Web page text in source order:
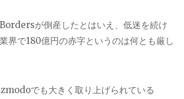
が倒産したとはいえ、低迷を続け
界で180億円の赤字というのは何とも厳し
でも大きく取り上げられている